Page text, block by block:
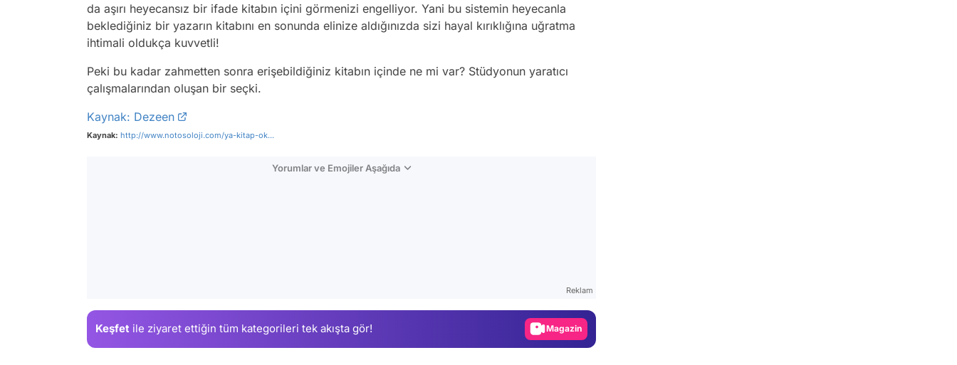
da aşırı heyecansız bir ifade kitabın içini görmenizi engelliyor. Yani bu sistemin heyecanla
beklediğiniz bir yazarın kitabını en sonunda elinize aldığınızda sizi hayal kırıklığına uğratma
ihtimali oldukça kuvvetli!
Peki bu kadar zahmetten sonra erişebildiğiniz kitabın içinde ne mi var? Stüdyonun yaratıcı
çalışmalarından oluşan bir seçki.
Kaynak: Dezeen
Kaynak: http://www.notosoloji.com/ya-kitap-ok...
Yorumlar ve Emojiler Aşağıda
Reklam
Keşfet ile ziyaret ettiğin tüm kategorileri tek akışta gör! Video